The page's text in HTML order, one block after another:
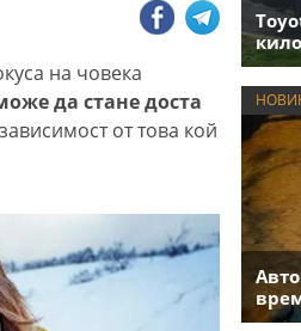
на човека
да стане доста
от това кой